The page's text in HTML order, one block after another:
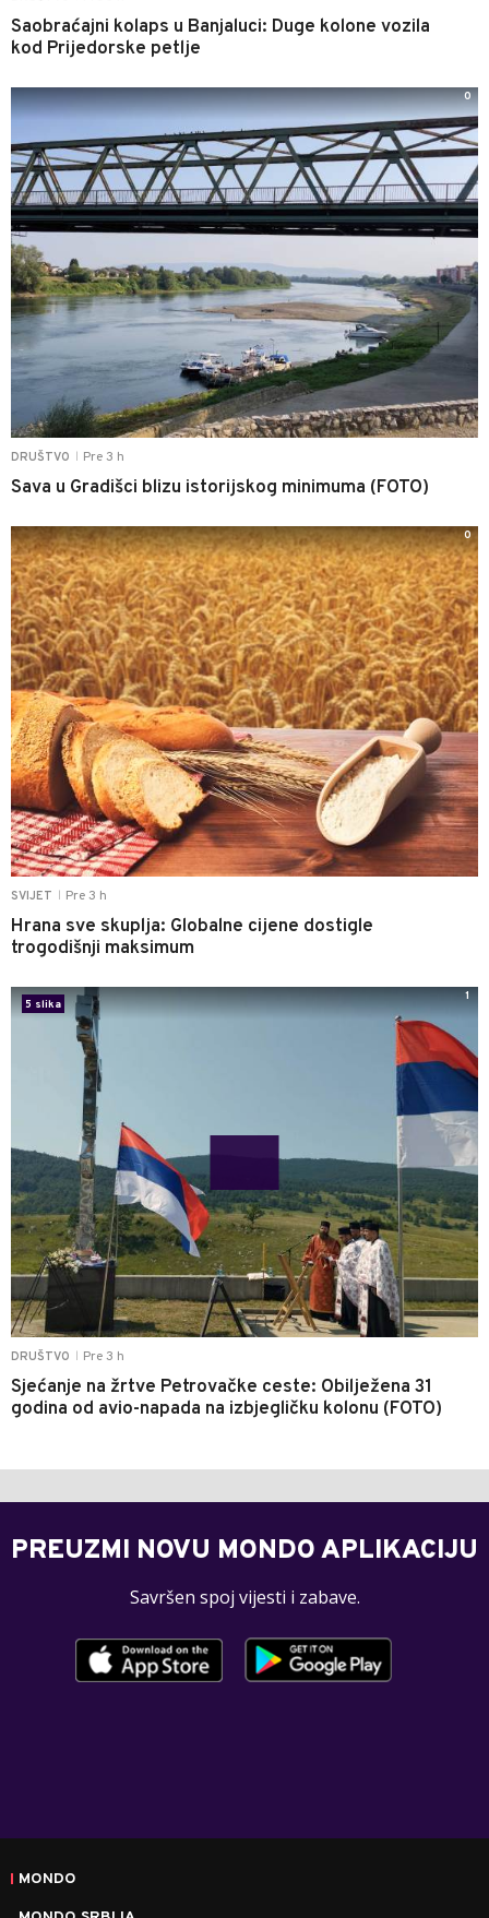
Saobraćajni kolaps u Banjaluci: Duge kolone vozila
kod Prijedorske petlje
DRUŠTVO Pre 3 h
Sava u Gradišci blizu istorijskog minimuma (FOTO)
0
SVIJET Pre 3 h
Hrana sve skuplja: Globalne cijene dostigle
trogodišnji maksimum
0
DRUŠTVO Pre 3 h
Sjećanje na žrtve Petrovačke ceste: Obilježena 31
godina od avio-napada na izbjegličku kolonu (FOTO)
5 slika
1
PREUZMI NOVU MONDO APLIKACIJU
Savršen spoj vijesti i zabave.
MONDO